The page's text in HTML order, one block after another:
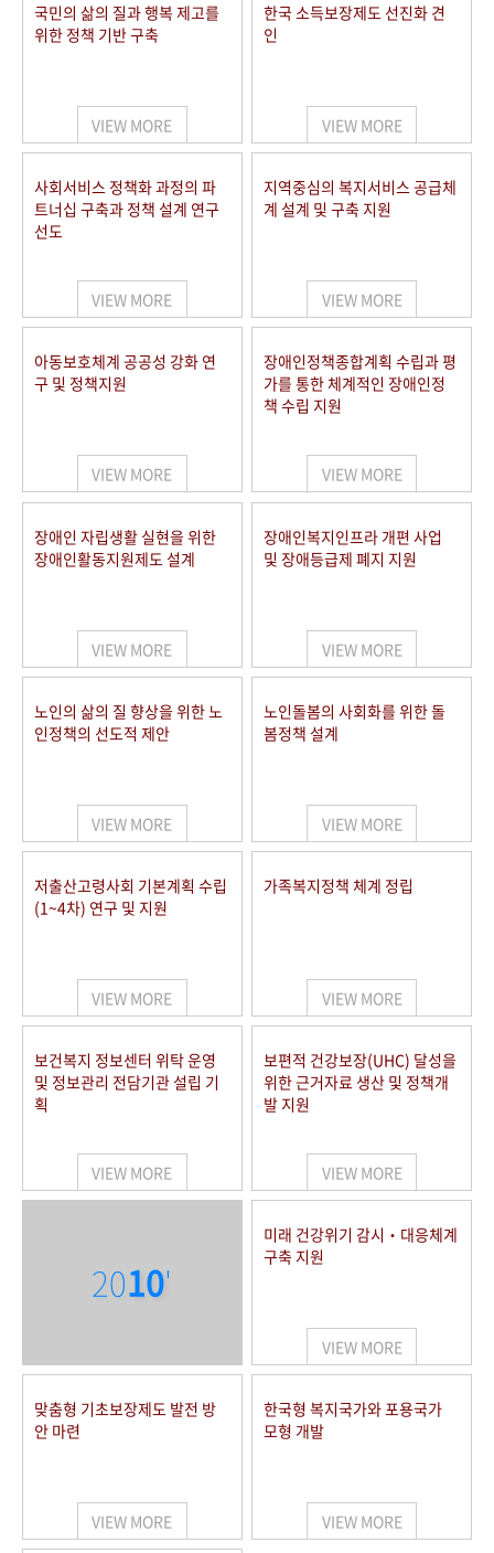
국민의 삶의 질과 행복 제고를
위한 정책 기반 구축
VIEW MORE
한국 소득보장제도 선진화 견
인
VIEW MORE
사회서비스 정책화 과정의 파
트너십 구축과 정책 설계 연구
선도
VIEW MORE
지역중심의 복지서비스 공급체
계 설계 및 구축 지원
VIEW MORE
아동보호체계 공공성 강화 연
구 및 정책지원
VIEW MORE
장애인정책종합계획 수립과 평
가를 통한 체계적인 장애인정
책 수립 지원
VIEW MORE
장애인 자립생활 실현을 위한
장애인활동지원제도 설계
VIEW MORE
장애인복지인프라 개편 사업
및 장애등급제 폐지 지원
VIEW MORE
노인의 삶의 질 향상을 위한 노
인정책의 선도적 제안
VIEW MORE
노인돌봄의 사회화를 위한 돌
봄정책 설계
VIEW MORE
저출산고령사회 기본계획 수립
(1~4차) 연구 및 지원
VIEW MORE
가족복지정책 체계 정립
VIEW MORE
보건복지 정보센터 위탁 운영
및 정보관리 전담기관 설립 기
획
VIEW MORE
보편적 건강보장(UHC) 달성을
위한 근거자료 생산 및 정책개
발 지원
VIEW MORE
2010'
미래 건강위기 감시‧대응체계
구축 지원
VIEW MORE
맞춤형 기초보장제도 발전 방
안 마련
VIEW MORE
한국형 복지국가와 포용국가
모형 개발
VIEW MORE